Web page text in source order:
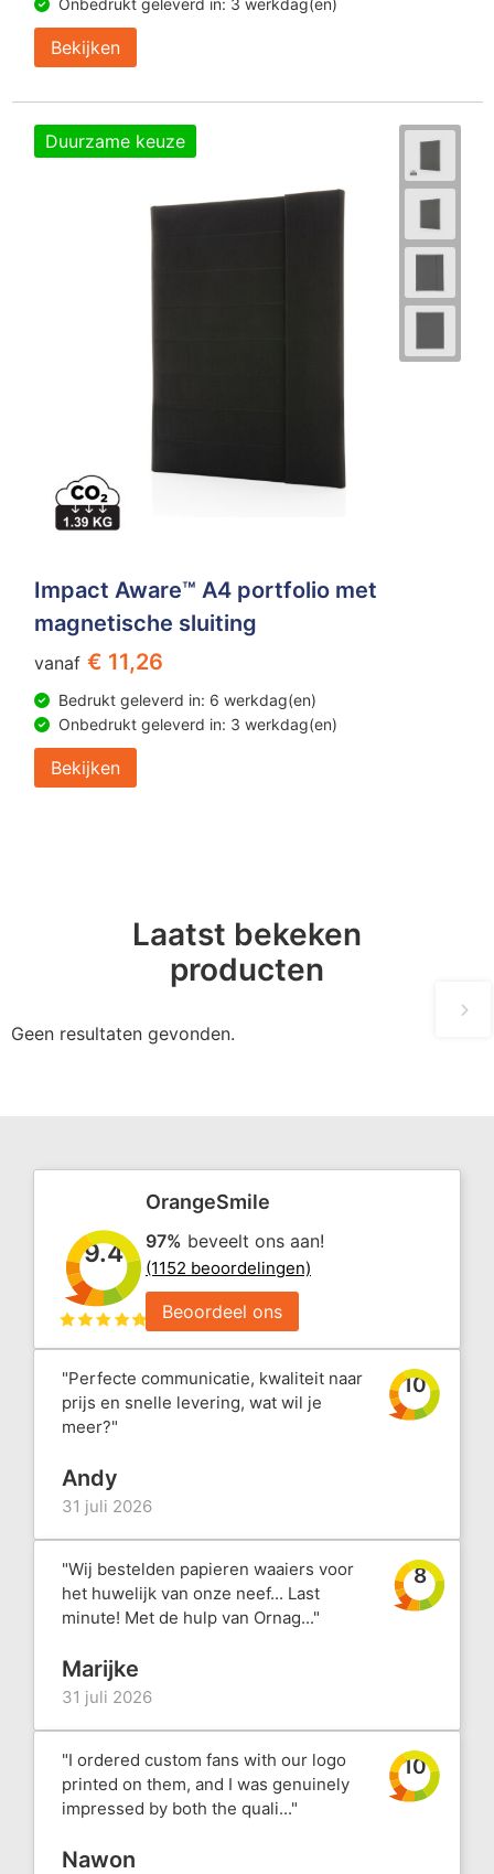
Bekijken
Duurzame keuze
Impact Aware™ A4 portfolio met
magnetische sluiting
vanaf € 11,26
Bedrukt geleverd in: 6 werkdag(en)
Onbedrukt geleverd in: 3 werkdag(en)
Bekijken
Laatst bekeken
producten
Geen resultaten gevonden.
9.4
OrangeSmile
97% beveelt ons aan!
(1152 beoordelingen)
Beoordeel ons
"Perfecte communicatie, kwaliteit naar
prijs en snelle levering, wat wil je
meer?"
10
Andy
31 juli 2026
"Wij bestelden papieren waaiers voor
het huwelijk van onze neef... Last
minute! Met de hulp van Ornag..."
8
Marijke
31 juli 2026
"I ordered custom fans with our logo
printed on them, and I was genuinely
impressed by both the quali..."
10
Nawon